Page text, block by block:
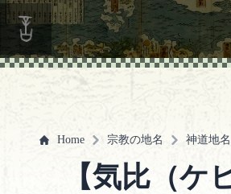
Home 宗教の地名 神道地名
【気比（ケ